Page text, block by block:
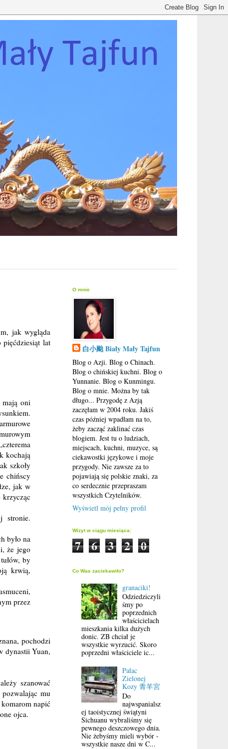
jak wygląda
pięćdziesiąt lat
mają oni
kochają
szkoły
chińscy
jak w
krzycząc
stronie.
było na
że jego
by
krwią,
przez
pochodzi
dynastii Yuan,
szanować
mu
napić
ojca.
O mnie
白小颱 Biały Mały Tajfun
Blog o Azji. Blog o Chinach.
Blog o chińskiej kuchni. Blog o
Yunnanie. Blog o Kunmingu.
Blog o mnie. Można by tak
długo... Przygodę z Azją
zaczęłam w 2004 roku. Jakiś
czas później wpadłam na to,
żeby zacząć zaklinać czas
blogiem. Jest tu o ludziach,
miejscach, kuchni, muzyce, są
ciekawostki językowe i moje
przygody. Nie zawsze za to
pojawiają się polskie znaki, za
co serdecznie przepraszam
wszystkich Czytelników.
Wyświetl mój pełny profil
Wizyt w ciągu miesiąca:
7 6 3 2 0
Co Was zaciekawiło?
granaciki!
Odziedziczyli
śmy po
poprzednich
właścicielach
mieszkania kilka dużych
donic. ZB chciał je
wszystkie wyrzucić. Skoro
poprzedni właściciele ic...
Pałac
Zielonej
Kozy 青羊宮
Do
najwspanialsz
ej taoistycznej świątyni
Sichuanu wybraliśmy się
pewnego deszczowego dnia.
Nie żebyśmy mieli wybór -
wszystkie nasze dni w C...